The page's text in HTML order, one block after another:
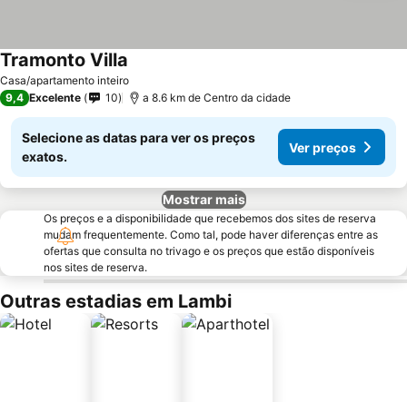
Casa/apartamento inteiro
Tramonto Villa
9,4 Excelente 10 a 8.6 km de Centro da cidade
Selecione as datas para ver os preços
exatos.
Ver preços
Mostrar mais
Os preços e a disponibilidade que recebemos dos sites de reserva
mudam frequentemente. Como tal, pode haver diferenças entre as
ofertas que consulta no trivago e os preços que estão disponíveis
nos sites de reserva.
Outras estadias em Lambi